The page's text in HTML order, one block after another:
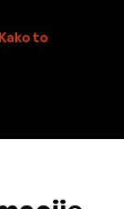
Kako to